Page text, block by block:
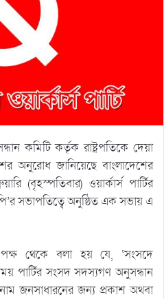
কমিটি কর্তৃক রাষ্ট্রপতিকে দেয়া
অনুরোধ জানিয়েছে বাংলাদেশের
(বৃহস্পতিবার) ওয়ার্কার্স পার্টির
সভাপতিত্বে অনুষ্ঠিত এক সভায় এ
পক্ষ থেকে বলা হয় যে, ‘সংসদে
পার্টির সংসদ সদস্যগণ অনুসন্ধান
জনসাধারনের জন্য প্রকাশ অথবা